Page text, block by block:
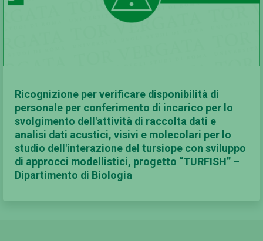
Ricognizione per verificare disponibilità di
personale per conferimento di incarico per lo
svolgimento dell'attività di raccolta dati e
analisi dati acustici, visivi e molecolari per lo
studio dell'interazione del tursiope con sviluppo
di approcci modellistici, progetto “TURFISH” –
Dipartimento di Biologia